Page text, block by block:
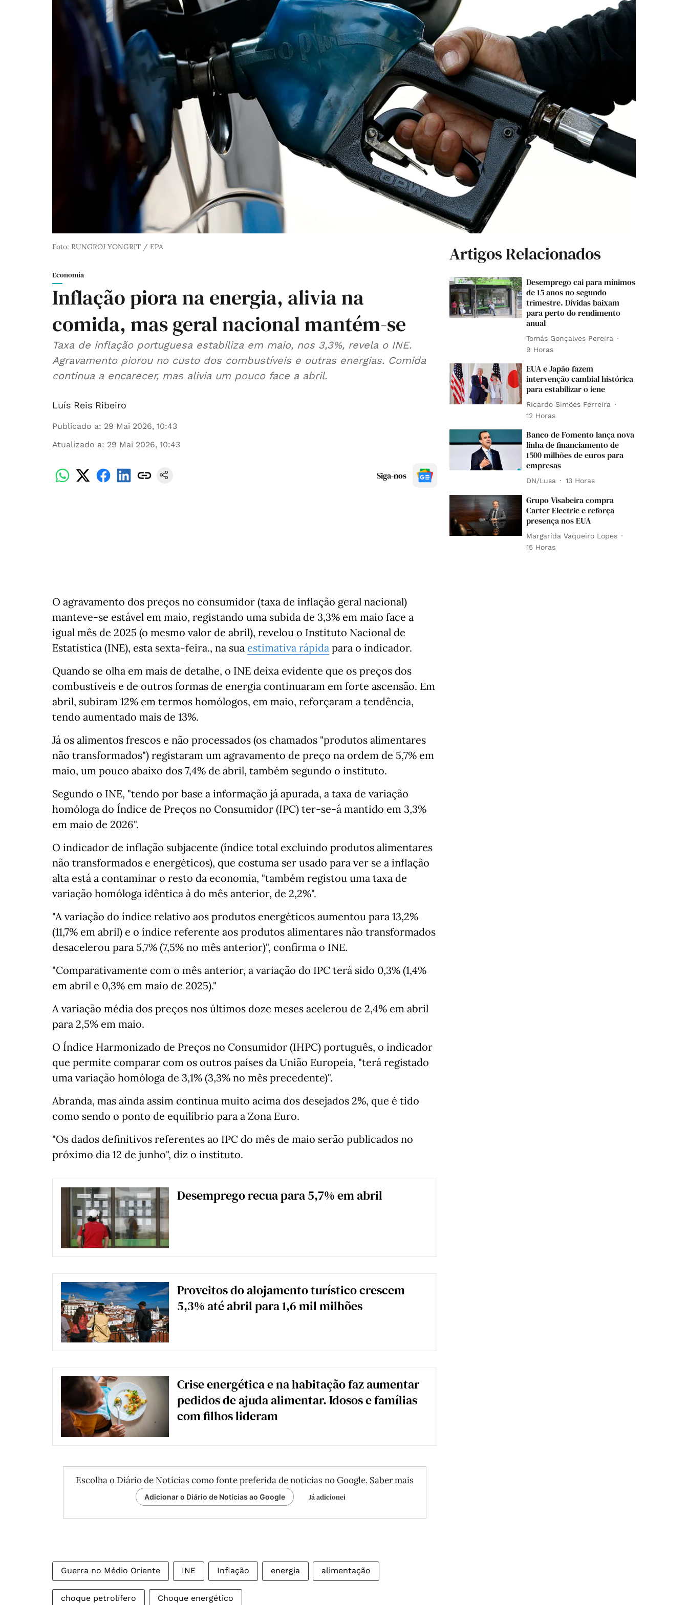
Foto: RUNGROJ YONGRIT / EPA
Economia
Inflação piora na energia, alivia na
comida, mas geral nacional mantém-se
Taxa de inflação portuguesa estabiliza em maio, nos 3,3%, revela o INE.
Agravamento piorou no custo dos combustíveis e outras energias. Comida
continua a encarecer, mas alivia um pouco face a abril.
Luís Reis Ribeiro
Publicado a: 29 Mai 2026, 10:43
Atualizado a: 29 Mai 2026, 10:43
Siga-nos
O agravamento dos preços no consumidor (taxa de inflação geral nacional)
manteve-se estável em maio, registando uma subida de 3,3% em maio face a
igual mês de 2025 (o mesmo valor de abril), revelou o Instituto Nacional de
Estatística (INE), esta sexta-feira., na sua estimativa rápida para o indicador.
Quando se olha em mais de detalhe, o INE deixa evidente que os preços dos
combustíveis e de outros formas de energia continuaram em forte ascensão. Em
abril, subiram 12% em termos homólogos, em maio, reforçaram a tendência,
tendo aumentado mais de 13%.
Já os alimentos frescos e não processados (os chamados "produtos alimentares
não transformados") registaram um agravamento de preço na ordem de 5,7% em
maio, um pouco abaixo dos 7,4% de abril, também segundo o instituto.
Segundo o INE, "tendo por base a informação já apurada, a taxa de variação
homóloga do Índice de Preços no Consumidor (IPC) ter-se-á mantido em 3,3%
em maio de 2026".
O indicador de inflação subjacente (índice total excluindo produtos alimentares
não transformados e energéticos), que costuma ser usado para ver se a inflação
alta está a contaminar o resto da economia, "também registou uma taxa de
variação homóloga idêntica à do mês anterior, de 2,2%".
"A variação do índice relativo aos produtos energéticos aumentou para 13,2%
(11,7% em abril) e o índice referente aos produtos alimentares não transformados
desacelerou para 5,7% (7,5% no mês anterior)", confirma o INE.
"Comparativamente com o mês anterior, a variação do IPC terá sido 0,3% (1,4%
em abril e 0,3% em maio de 2025)."
A variação média dos preços nos últimos doze meses acelerou de 2,4% em abril
para 2,5% em maio.
O Índice Harmonizado de Preços no Consumidor (IHPC) português, o indicador
que permite comparar com os outros países da União Europeia, "terá registado
uma variação homóloga de 3,1% (3,3% no mês precedente)".
Abranda, mas ainda assim continua muito acima dos desejados 2%, que é tido
como sendo o ponto de equilíbrio para a Zona Euro.
"Os dados definitivos referentes ao IPC do mês de maio serão publicados no
próximo dia 12 de junho", diz o instituto.
Desemprego recua para 5,7% em abril
Proveitos do alojamento turístico crescem
5,3% até abril para 1,6 mil milhões
Crise energética e na habitação faz aumentar
pedidos de ajuda alimentar. Idosos e famílias
com filhos lideram
Escolha o Diário de Notícias como fonte preferida de notícias no Google. Saber mais
Adicionar o Diário de Notícias ao Google Já adicionei
Guerra no Médio Oriente INE Inflação energia alimentação
choque petrolífero Choque energético
Artigos Relacionados
Desemprego cai para mínimos
de 15 anos no segundo
trimestre. Dívidas baixam
para perto do rendimento
anual
Tomás Gonçalves Pereira
9 Horas
EUA e Japão fazem
intervenção cambial histórica
para estabilizar o iene
Ricardo Simões Ferreira
12 Horas
Banco de Fomento lança nova
linha de financiamento de
1500 milhões de euros para
empresas
DN/Lusa 13 Horas
Grupo Visabeira compra
Carter Electric e reforça
presença nos EUA
Margarida Vaqueiro Lopes
15 Horas